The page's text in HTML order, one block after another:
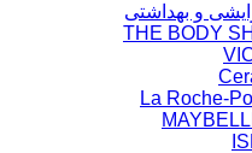
و بهداشتی
THE BODY
La Roche-